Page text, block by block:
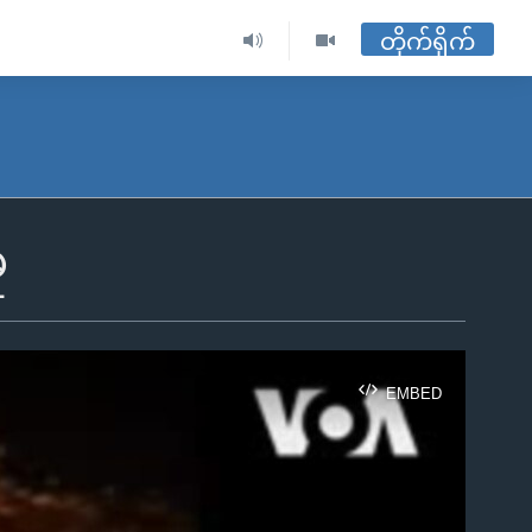
တိုက်ရိုက်
EMBED